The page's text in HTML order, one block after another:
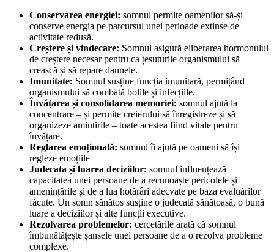
Conservarea energiei: somnul permite oamenilor să-și
conserve energia pe parcursul unei perioade extinse de
activitate redusă.
Creștere și vindecare: Somnul asigură eliberarea hormonului
de creștere necesar pentru ca țesuturile organismului să
crească și să repare daunele.
Imunitate: Somnul susține funcția imunitară, permițând
organismului să combată bolile și infecțiile.
Învățarea și consolidarea memoriei: somnul ajută la
concentrare – și permite creierului să înregistreze și să
organizeze amintirile – toate acestea fiind vitale pentru
învățare.
Reglarea emoțională: somnul îi ajută pe oameni să își
regleze emoțiile
Judecata și luarea deciziilor: somnul influențează
capacitatea unei persoane de a recunoaște pericolele și
amenințările și de a lua hotărâri adecvate pe baza evaluărilor
făcute. Un somn sănătos susține o judecată sănătoasă, o bună
luare a deciziilor și alte funcții executive.
Rezolvarea problemelor: cercetările arată că somnul
îmbunătățește șansele unei persoane de a o rezolva probleme
complexe.